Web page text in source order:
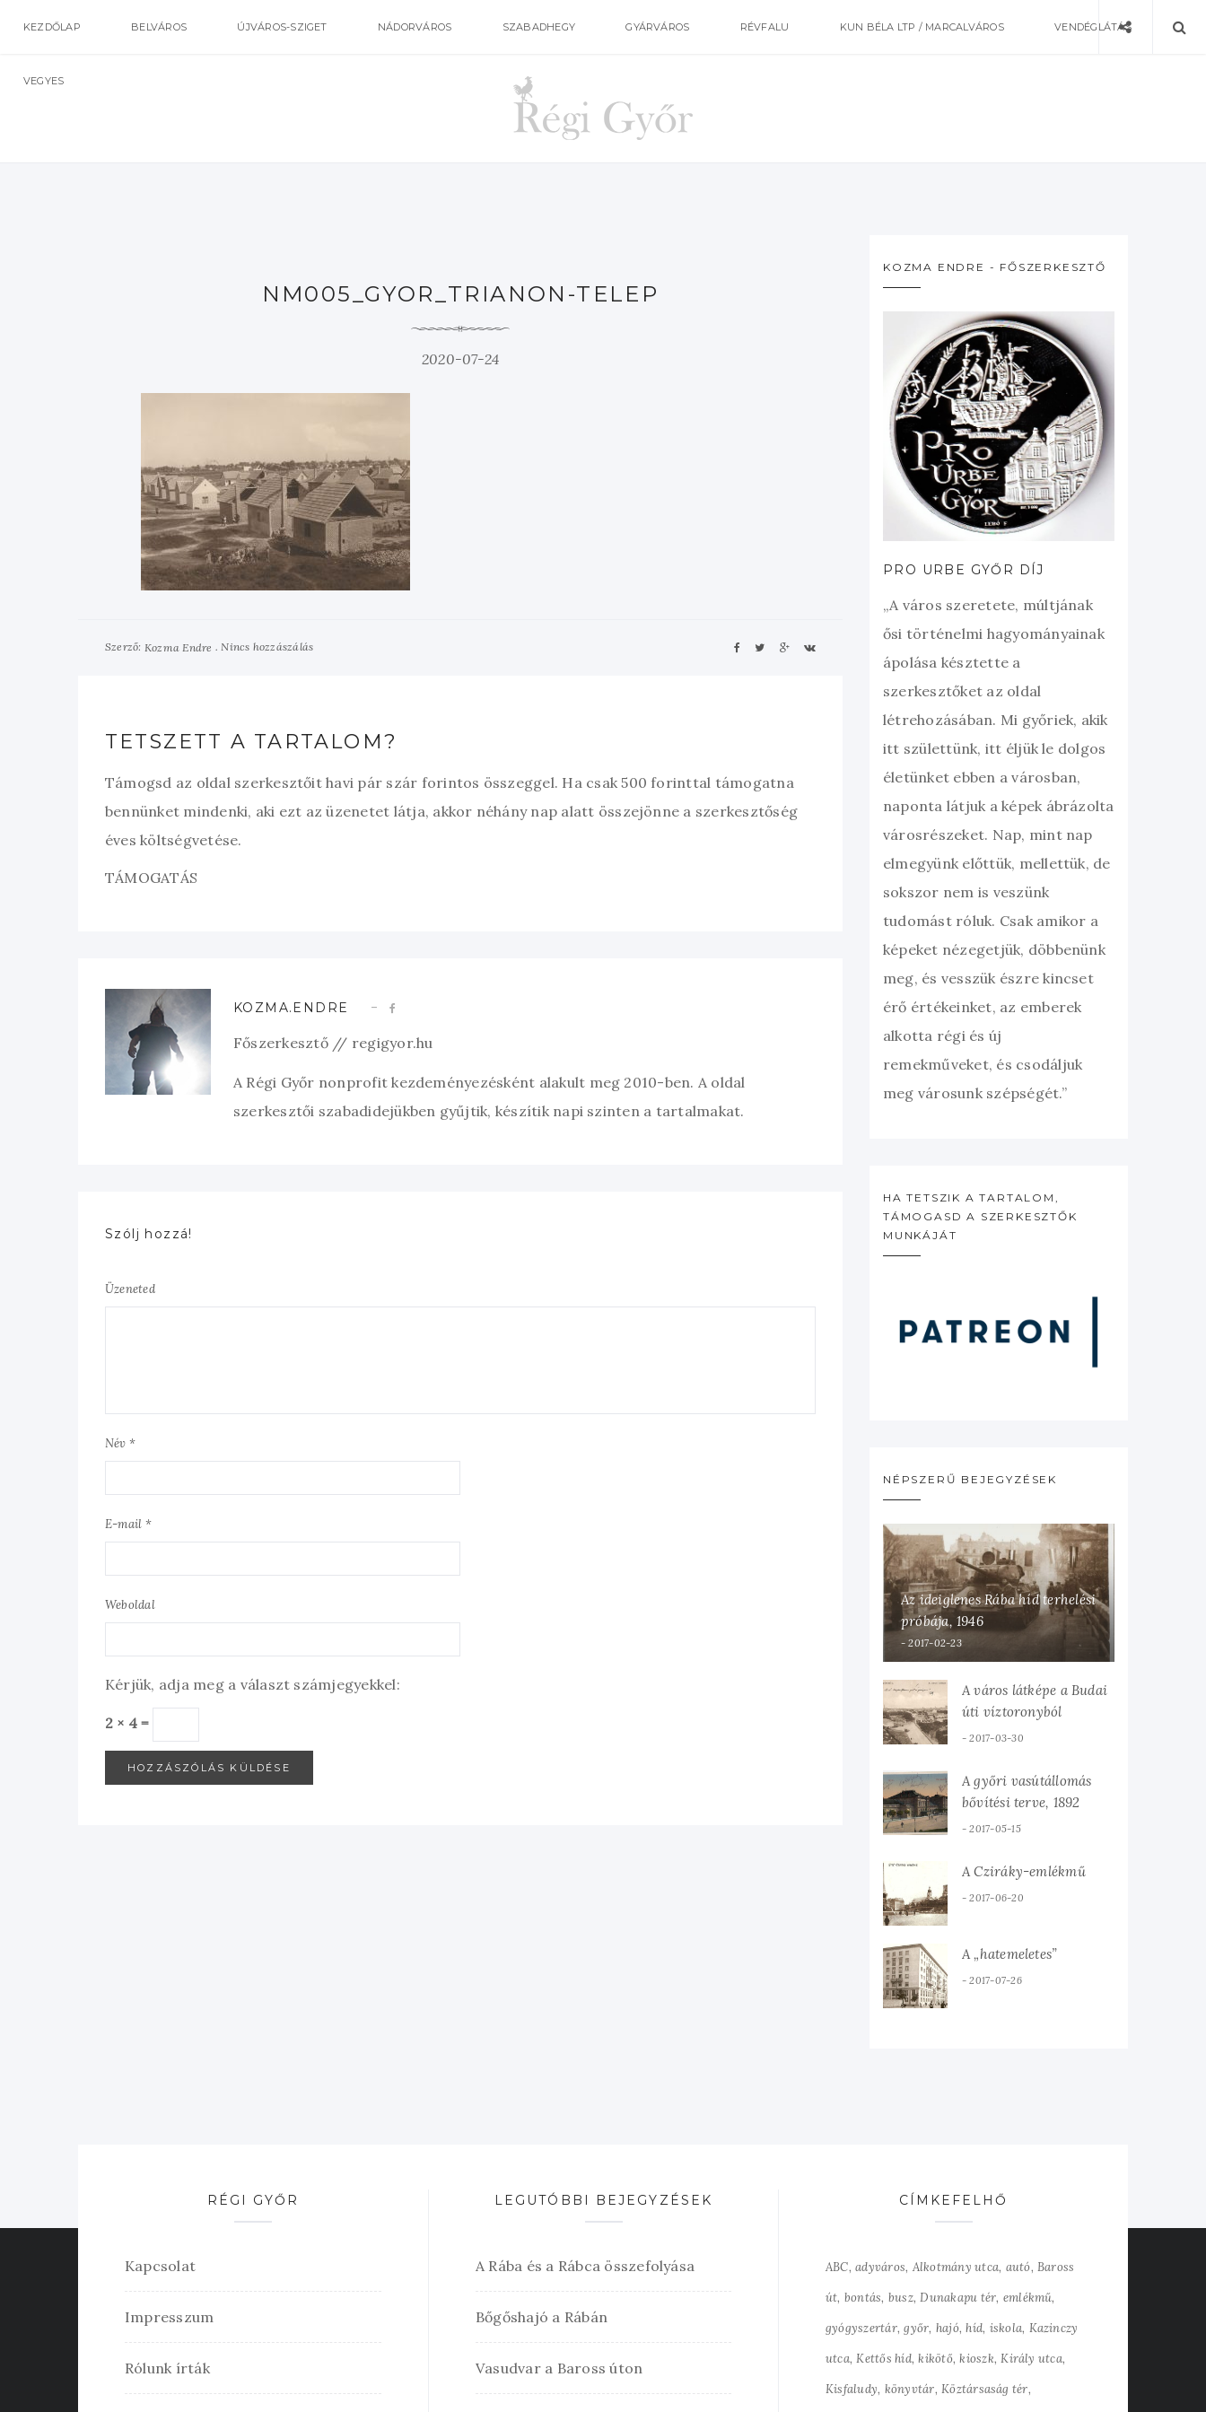
KEZDŐLAP BELVÁROS ÚJVÁROS-SZIGET NÁDORVÁROS SZABADHEGY GYÁRVÁROS RÉVFALU KUN BÉLA LTP / MARCALVÁROS VENDÉGLÁTÁS
VEGYES
NM005_GYOR_TRIANON-TELEP
2020-07-24
Szerző: Kozma Endre Nincs hozzászálás
TETSZETT A TARTALOM?
Támogsd az oldal szerkesztőit havi pár szár forintos összeggel. Ha csak 500 forinttal támogatna
bennünket mindenki, aki ezt az üzenetet látja, akkor néhány nap alatt összejönne a szerkesztőség
éves költségvetése.
TÁMOGATÁS
KOZMA.ENDRE
Főszerkesztő // regigyor.hu
A Régi Győr nonprofit kezdeményezésként alakult meg 2010-ben. A oldal
szerkesztői szabadidejükben gyűjtik, készítik napi szinten a tartalmakat.
Szólj hozzá!
Üzeneted
Név *
E-mail *
Weboldal
Kérjük, adja meg a választ számjegyekkel:
2 × 4 =
KOZMA ENDRE - FŐSZERKESZTŐ
PRO URBE GYŐR DÍJ
„A város szeretete, múltjának
ősi történelmi hagyományainak
ápolása késztette a
szerkesztőket az oldal
létrehozásában. Mi győriek, akik
itt születtünk, itt éljük le dolgos
életünket ebben a városban,
naponta látjuk a képek ábrázolta
városrészeket. Nap, mint nap
elmegyünk előttük, mellettük, de
sokszor nem is veszünk
tudomást róluk. Csak amikor a
képeket nézegetjük, döbbenünk
meg, és vesszük észre kincset
érő értékeinket, az emberek
alkotta régi és új
remekműveket, és csodáljuk
meg városunk szépségét.”
HA TETSZIK A TARTALOM,
TÁMOGASD A SZERKESZTŐK
MUNKÁJÁT
NÉPSZERŰ BEJEGYZÉSEK
Az ideiglenes Rába híd terhelési
próbája, 1946
2017-02-23
A város látképe a Budai
úti víztoronyból
2017-03-30
A győri vasútállomás
bővítési terve, 1892
2017-05-15
A Cziráky-emlékmű
2017-06-20
A „hatemeletes”
2017-07-26
RÉGI GYŐR
Kapcsolat
Impresszum
Rólunk írták
LEGUTÓBBI BEJEGYZÉSEK
A Rába és a Rábca összefolyása
Bőgőshajó a Rábán
Vasudvar a Baross úton
CÍMKEFELHŐ
ABC adyváros Alkotmány utca autó Baross
út bontás busz Dunakapu tér emlékmű
gyógyszertár győr hajó híd iskola Kazinczy
utca Kettős híd kikötő kioszk Király utca
Kisfaludy könyvtár Köztársaság tér